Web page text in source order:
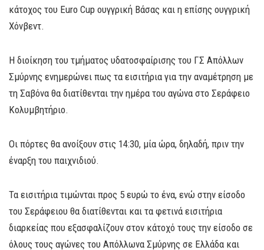
κάτοχος του Euro Cup ουγγρική Βάσας και η επίσης ουγγρική
Χόνβεντ.
Η διοίκηση του τμήματος υδατοσφαίρισης του ΓΣ Απόλλων
Σμύρνης ενημερώνει πως τα εισιτήρια για την αναμέτρηση με
τη Σαβόνα θα διατίθενται την ημέρα του αγώνα στο Σεράφειο
Κολυμβητήριο.
Οι πόρτες θα ανοίξουν στις 14:30, μία ώρα, δηλαδή, πριν την
έναρξη του παιχνιδιού.
Τα εισιτήρια τιμώνται προς 5 ευρώ το ένα, ενώ στην είσοδο
του Σεράφειου θα διατίθενται και τα φετινά εισιτήρια
διαρκείας που εξασφαλίζουν στον κάτοχό τους την είσοδο σε
όλους τους αγώνες του Απόλλωνα Σμύρνης σε Ελλάδα και